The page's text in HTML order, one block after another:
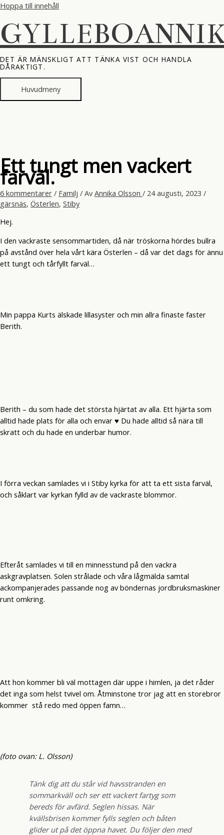
Hoppa till innehåll
DET ÄR MÄNSKLIGT ATT TÄNKA VIST OCH HANDLA
DÅRAKTIGT.
Huvudmeny
Ett tungt men vackert
farväl.
6 kommentarer / Familj / Av Annika Olsson / 24 augusti, 2023 /
gärsnäs, Österlen, Stiby
Hej.
I den vackraste sensommartiden, då när tröskorna hördes bullra
på avstånd över hela vårt kära Österlen – då var det dags för ännu
ett tungt och tårfyllt farväl…
Min pappa Kurts älskade lillasyster och min allra finaste faster
Berith.
Berith – du som hade det största hjärtat av alla. Ett hjärta som
alltid hade plats för alla och envar ♥ Du hade alltid så nära till
skratt och du hade en underbar humor.
I förra veckan samlades vi i Stiby kyrka för att ta ett sista farväl,
och såklart var kyrkan fylld av de vackraste blommor.
Efteråt samlades vi till en minnesstund på den vackra
askgravplatsen. Solen strålade och våra lågmälda samtal
ackompanjerades passande nog av böndernas jordbruksmaskiner
runt omkring.
Att hon kommer bli väl mottagen där uppe i himlen, ja det råder
det inga som helst tvivel om. Åtminstone tror jag att en storebror
kommer stå redo med öppen famn…
(foto ovan: L. Olsson)
Tänk dig att du står vid havsstranden en
sommarkväll och ser ett vackert fartyg som
bereds för avfärd. Seglen hissas. När
kvällsbrisen kommer fylls seglen och båten
glider ut på det öppna havet. Du följer den med